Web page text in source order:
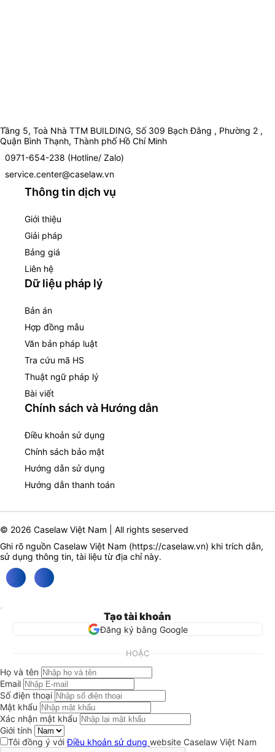
Tầng 5, Toà Nhà TTM BUILDING, Số 309 Bạch Đằng , Phường 2 ,
Quận Bình Thạnh, Thành phố Hồ Chí Minh
0971-654-238 (Hotline/ Zalo)
service.center@caselaw.vn
Thông tin dịch vụ
Giới thiệu
Giải pháp
Bảng giá
Liên hệ
Dữ liệu pháp lý
Bản án
Hợp đồng mẫu
Văn bản pháp luật
Tra cứu mã HS
Thuật ngữ pháp lý
Bài viết
Chính sách và Hướng dẫn
Điều khoản sử dụng
Chính sách bảo mật
Hướng dẫn sử dụng
Hướng dẫn thanh toán
© 2026 Caselaw Việt Nam | All rights seserved
Ghi rõ nguồn Caselaw Việt Nam (https://caselaw.vn) khi trích dẫn,
sử dụng thông tin, tài liệu từ địa chỉ này.
Tạo tài khoản
Đăng ký bằng Google
HOẶC
Họ và tên
Email
Số điện thoại
Mật khẩu
Xác nhận mật khẩu
Giới tính
Tôi đồng ý vớiĐiều khoản sử dụng website Caselaw Việt Nam